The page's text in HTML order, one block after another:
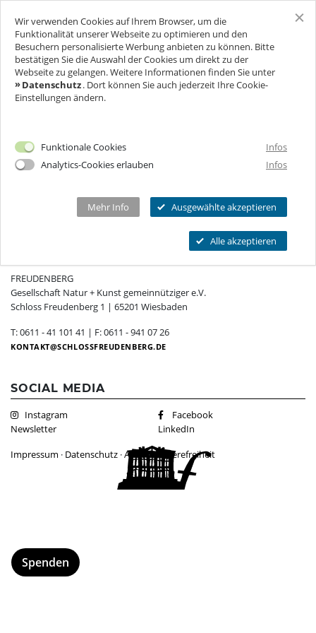
SCHLOSS FREUDENBERG
BESUCH
Ich will Euch besuchen!
Ermäßigungen
Tickets
Programmkalender
Geförderter Besuch
Seniorengruppen
Schlosscafé
FÜR UNTERNEHMEN
Schlosscafé
Dein Fest
Kindergeburtstag
FAQs Kindergeburtstage
Nachtmahl
Weinprobe in der Dunkelbar
THEATER & KULTUR
Wanderbühne Freudenberg
Anstehende Kulturveranstaltungen
MEHR INFOS...
Öffnungszeiten
Eintrittspreise
Ermäßigungen
Kontakt
Newsletter
Was ist das Erfahrungsfeld?
Mobiles Erfahrungsfeld
FREUDENBERG
Gesellschaft Natur + Kunst gemeinnütziger e.V.
Schloss Freudenberg 1 | 65201 Wiesbaden
T: 0611 - 41 101 41 | F: 0611 - 941 07 26
KONTAKT SCHLOSSFREUDENBERG.DE
SOCIAL MEDIA
Instagram
Facebook
Newsletter
LinkedIn
Impressum · Datenschutz ·AGBs ·Barrierefreiheit
Spenden
Wir verwenden Cookies auf Ihrem Browser, um die
Funktionalität unserer Webseite zu optimieren und den
Besuchern personalisierte Werbung anbieten zu können. Bitte
bestätigen Sie die Auswahl der Cookies um direkt zu der
Webseite zu gelangen. Weitere Informationen finden Sie unter
Datenschutz. Dort können Sie auch jederzeit Ihre Cookie-
Einstellungen ändern.
Funktionale Cookies
Infos
Analytics-Cookies erlauben
Infos
Mehr Info Ausgewählte akzeptieren
Alle akzeptieren